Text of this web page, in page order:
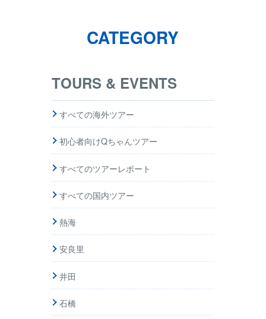
CATEGORY
TOURS & EVENTS
すべての海外ツアー
初心者向けQちゃんツアー
すべてのツアーレポート
すべての国内ツアー
熱海
安良里
井田
石橋